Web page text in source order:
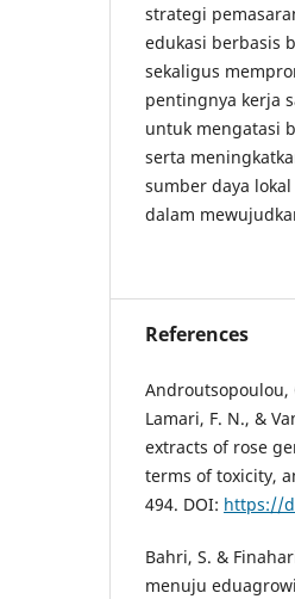
strategi
edukasi berbasis
sekaligus
pentingnya kerja
untuk mengatasi
serta
sumber daya
dalam
References
Androutsopoulou,
Lamari, F. N., &
extracts of rose
terms of toxicity,
494. DOI: https://
Bahri, S. &
menuju